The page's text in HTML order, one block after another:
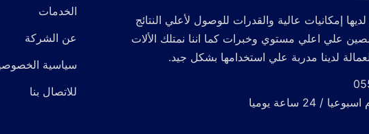
إمكانيات عالية والقدرات للوصول لأعلي النتائج
علي اعلي مستوي وخبرات كما اننا نمتلك الألات
لدينا مدربة علي استخدامها بشكل جيد.
الخدمات
عن الشركة
سياسية
للاتصال بنا